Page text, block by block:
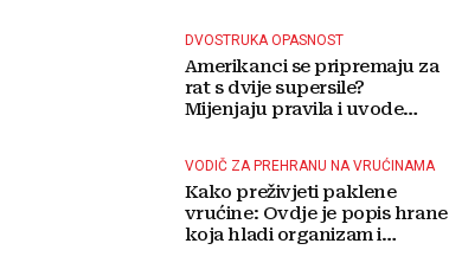
DVOSTRUKA OPASNOST
Amerikanci se pripremaju za
rat s dvije supersile?
Mijenjaju pravila i uvode
VODIČ ZA PREHRANU NA VRUĆINAMA
Kako preživjeti paklene
vrućine: Ovdje je popis hrane
koja hladi organizam i